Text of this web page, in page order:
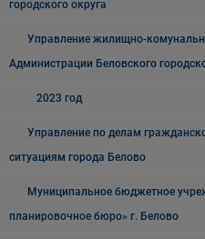
городского округа
Управление жилищно-
Администрации Беловского
2023 год
Управление по делам
ситуациям города Белово
Муниципальное бюджетное
планировочное бюро» г. Белово